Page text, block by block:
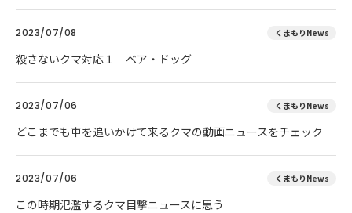
2023/07/08 くまもりNews
殺さないクマ対応１ ベア・ドッグ
2023/07/06 くまもりNews
どこまでも車を追いかけて来るクマの動画ニュースをチェック
2023/07/06 くまもりNews
この時期氾濫するクマ目撃ニュースに思う